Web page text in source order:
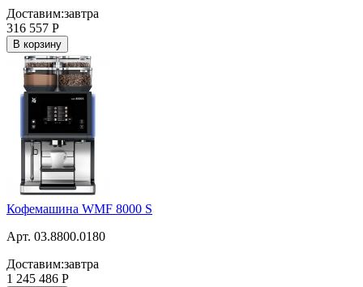
Доставим:завтра
316 557 Р
В корзину
Кофемашина WMF 8000 S
Арт. 03.8800.0180
Доставим:завтра
1 245 486 Р